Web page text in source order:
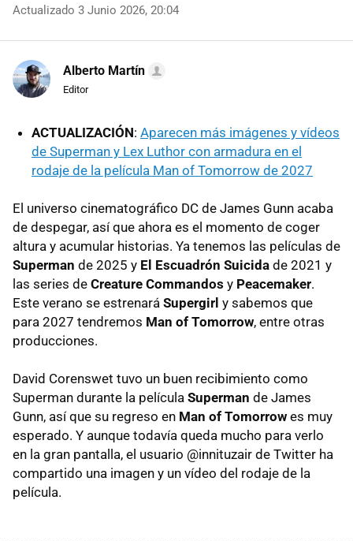
Actualizado 3 Junio 2026, 20:04
Alberto Martín
Editor
ACTUALIZACIÓN: Aparecen más imágenes y vídeos
de Superman y Lex Luthor con armadura en el
rodaje de la película Man of Tomorrow de 2027
El universo cinematográfico DC de James Gunn acaba
de despegar, así que ahora es el momento de coger
altura y acumular historias. Ya tenemos las películas de
Superman de 2025 y El Escuadrón Suicida de 2021 y
las series de Creature Commandos y Peacemaker.
Este verano se estrenará Supergirl y sabemos que
para 2027 tendremos Man of Tomorrow, entre otras
producciones.
David Corenswet tuvo un buen recibimiento como
Superman durante la película Superman de James
Gunn, así que su regreso en Man of Tomorrow es muy
esperado. Y aunque todavía queda mucho para verlo
en la gran pantalla, el usuario @innituzair de Twitter ha
compartido una imagen y un vídeo del rodaje de la
película.